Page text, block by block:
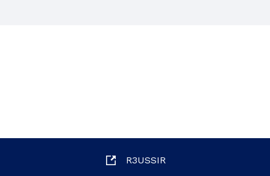
R3USSIR